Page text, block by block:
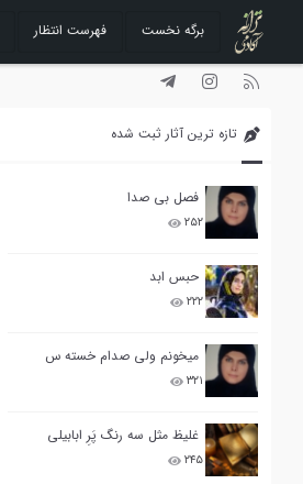
رفتن
به
محتوا
برگه نخست فهرست انتظار
تازه ترین آثار ثبت شده
فصل بی صدا
۲۵۲
حبس ابد
۲۲۲
میخونم ولی صدام خسته س
۳۲۱
غلیظ مثل سه رنگ پَرِ ابابیلی
۲۴۵